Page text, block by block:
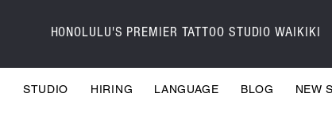
HONOLULU'S PREMIER TATTOO STUDIO WAIKIKI
STUDIO HIRING LANGUAGE BLOG NEW